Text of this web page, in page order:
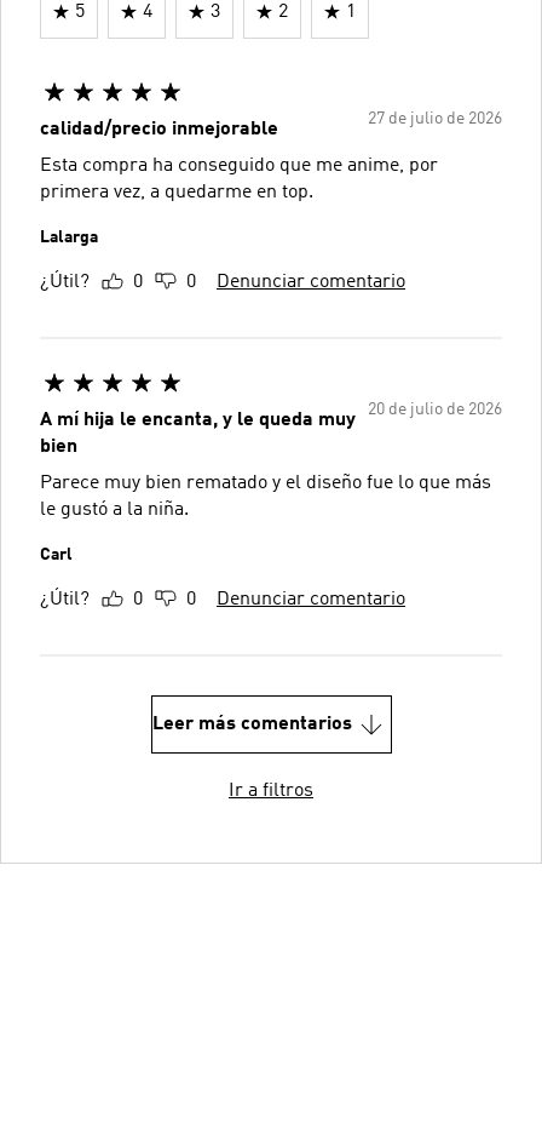
5 4 3 2 1
27 de julio de 2026
calidad/precio inmejorable
Esta compra ha conseguido que me anime, por
primera vez, a quedarme en top.
Lalarga
¿Útil? 0 0 Denunciar comentario
20 de julio de 2026
A mí hija le encanta, y le queda muy
bien
Parece muy bien rematado y el diseño fue lo que más
le gustó a la niña.
Carl
¿Útil? 0 0 Denunciar comentario
Leer más comentarios
Ir a filtros